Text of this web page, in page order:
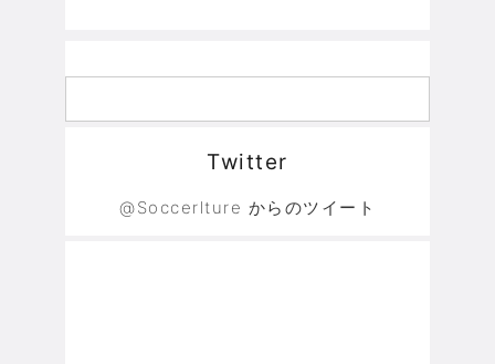
Twitter
@Soccerlture からのツイート